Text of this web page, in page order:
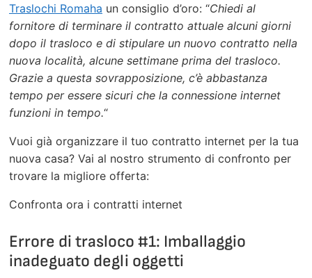
Traslochi Romaha un consiglio d’oro: “Chiedi al
fornitore di terminare il contratto attuale alcuni giorni
dopo il trasloco e di stipulare un nuovo contratto nella
nuova località, alcune settimane prima del trasloco.
Grazie a questa sovrapposizione, c’è abbastanza
tempo per essere sicuri che la connessione internet
funzioni in tempo.“
Vuoi già organizzare il tuo contratto internet per la tua
nuova casa? Vai al nostro strumento di confronto per
trovare la migliore offerta:
Confronta ora i contratti internet
Errore di trasloco #1: Imballaggio
inadeguato degli oggetti